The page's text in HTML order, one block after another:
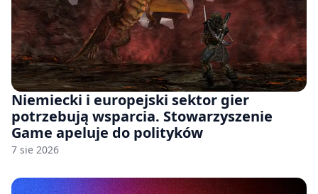
Niemiecki i europejski sektor gier
potrzebują wsparcia. Stowarzyszenie
Game apeluje do polityków
7 sie 2026